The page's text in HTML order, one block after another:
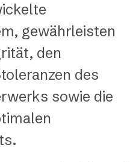
gewährleisten
den
des
sowie die